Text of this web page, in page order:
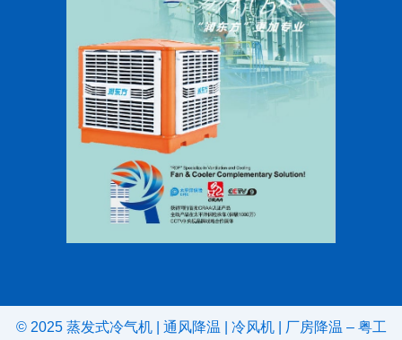
© 2025 蒸发式冷气机| 通风降温 冷风机| 厂房降温 – 粤工